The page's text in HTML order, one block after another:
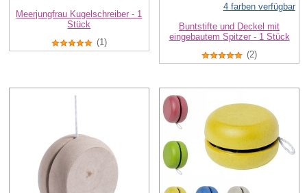
Meerjungfrau Kugelschreiber - 1
Stück
(1)
4 farben verfügbar
Buntstifte und Deckel mit
eingebautem Spitzer - 1 Stück
(2)